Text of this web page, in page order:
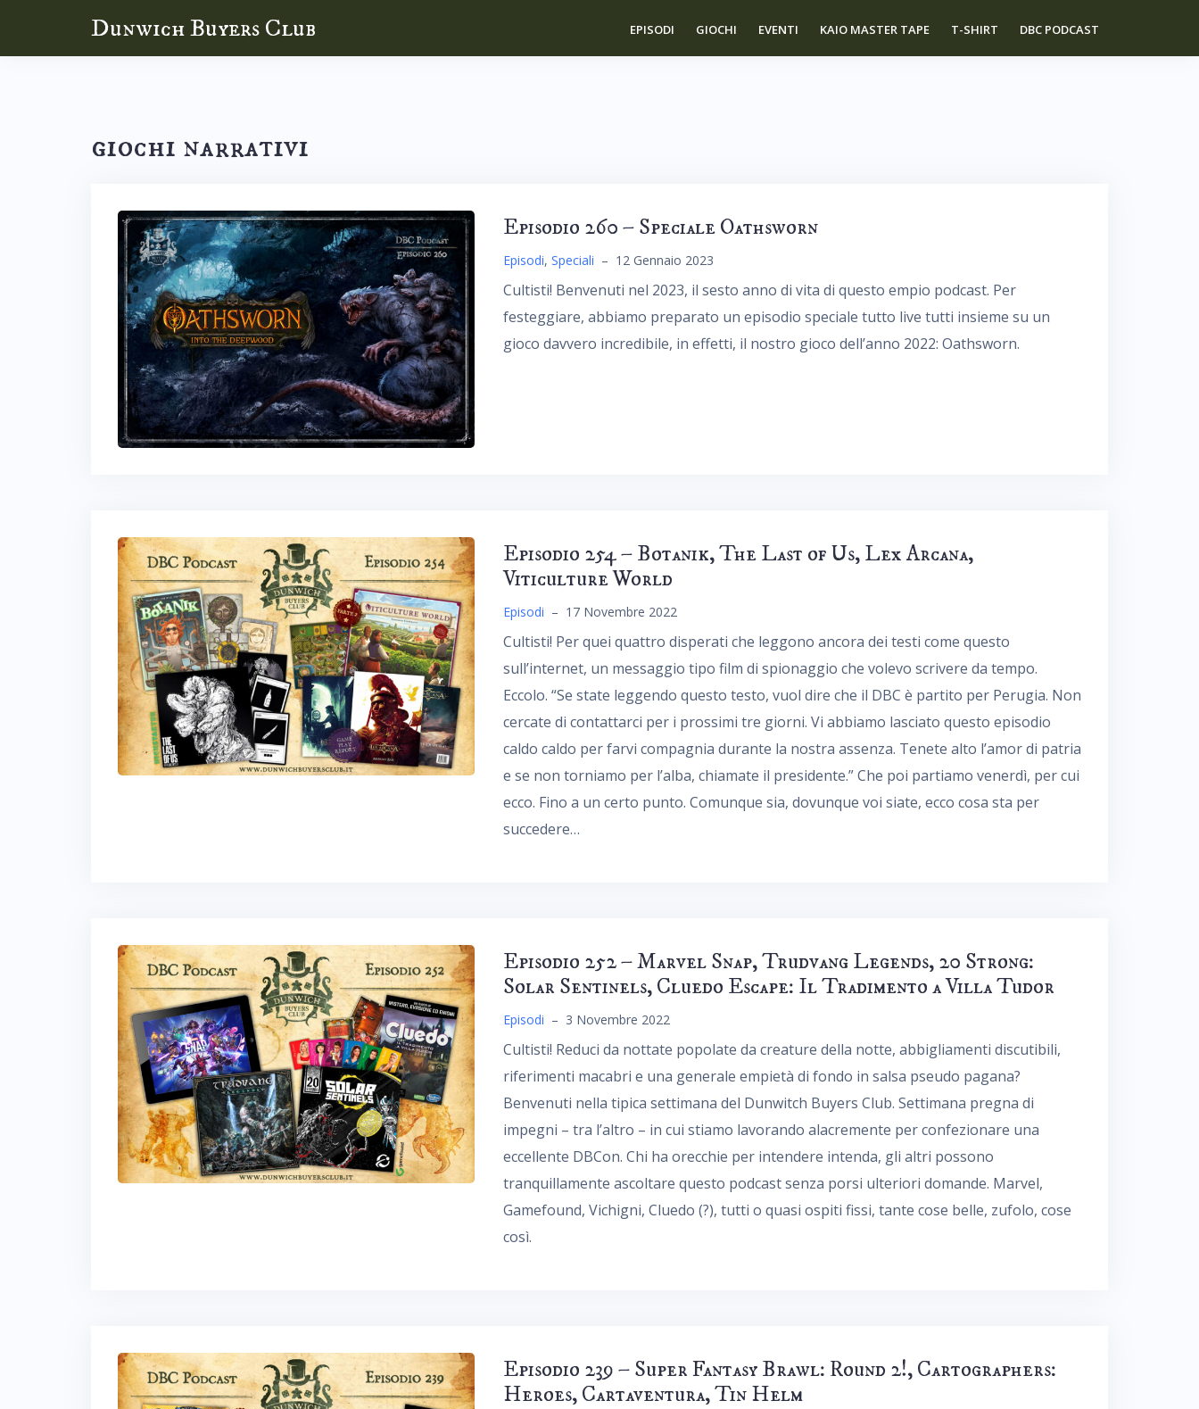
Dunwich Buyers Club EPISODI GIOCHI EVENTI KAIO MASTER TAPE T-SHIRT DBC PODCAST
giochi narrativi
Episodio 260 – Speciale Oathsworn
Episodi, Speciali – 12 Gennaio 2023
Cultisti! Benvenuti nel 2023, il sesto anno di vita di questo empio podcast. Per
festeggiare, abbiamo preparato un episodio speciale tutto live tutti insieme su un
gioco davvero incredibile, in effetti, il nostro gioco dell’anno 2022: Oathsworn.
Episodio 254 – Botanik, The Last of Us, Lex Arcana,
Viticulture World
Episodi – 17 Novembre 2022
Cultisti! Per quei quattro disperati che leggono ancora dei testi come questo
sull’internet, un messaggio tipo film di spionaggio che volevo scrivere da tempo.
Eccolo. “Se state leggendo questo testo, vuol dire che il DBC è partito per Perugia. Non
cercate di contattarci per i prossimi tre giorni. Vi abbiamo lasciato questo episodio
caldo caldo per farvi compagnia durante la nostra assenza. Tenete alto l’amor di patria
e se non torniamo per l’alba, chiamate il presidente.” Che poi partiamo venerdì, per cui
ecco. Fino a un certo punto. Comunque sia, dovunque voi siate, ecco cosa sta per
succedere…
Episodio 252 – Marvel Snap, Trudvang Legends, 20 Strong:
Solar Sentinels, Cluedo Escape: Il Tradimento a Villa Tudor
Episodi – 3 Novembre 2022
Cultisti! Reduci da nottate popolate da creature della notte, abbigliamenti discutibili,
riferimenti macabri e una generale empietà di fondo in salsa pseudo pagana?
Benvenuti nella tipica settimana del Dunwitch Buyers Club. Settimana pregna di
impegni – tra l’altro – in cui stiamo lavorando alacremente per confezionare una
eccellente DBCon. Chi ha orecchie per intendere intenda, gli altri possono
tranquillamente ascoltare questo podcast senza porsi ulteriori domande. Marvel,
Gamefound, Vichigni, Cluedo (?), tutti o quasi ospiti fissi, tante cose belle, zufolo, cose
così.
Episodio 239 – Super Fantasy Brawl: Round 2!, Cartographers:
Heroes, Cartaventura, Tin Helm